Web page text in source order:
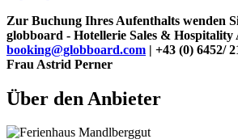
Zur Buchung Ihres Aufenthalts wenden
globboard - Hotellerie Sales & Hospitality
booking@globboard.com | +43 (0) 6452/
Frau Astrid Perner
Über den Anbieter